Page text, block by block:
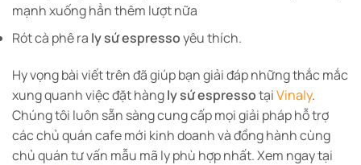
mạnh xuống hẳn thêm lượt nữa
Rót cà phê ra ly sứ espressoyêu thích.
Hy vọng bài viết trên đã giúp bạn giải đáp những thắc mắc
xung quanh việc đặt hàngly sứ espressotạiVinaly.
Chúng tôi luôn sẵn sàng cung cấp mọi giải pháp hỗ trợ
các chủ quán cafe mới kinh doanh và đồng hành cùng
chủ quán tư vấn mẫu mã ly phù hợp nhất. Xem ngay tại